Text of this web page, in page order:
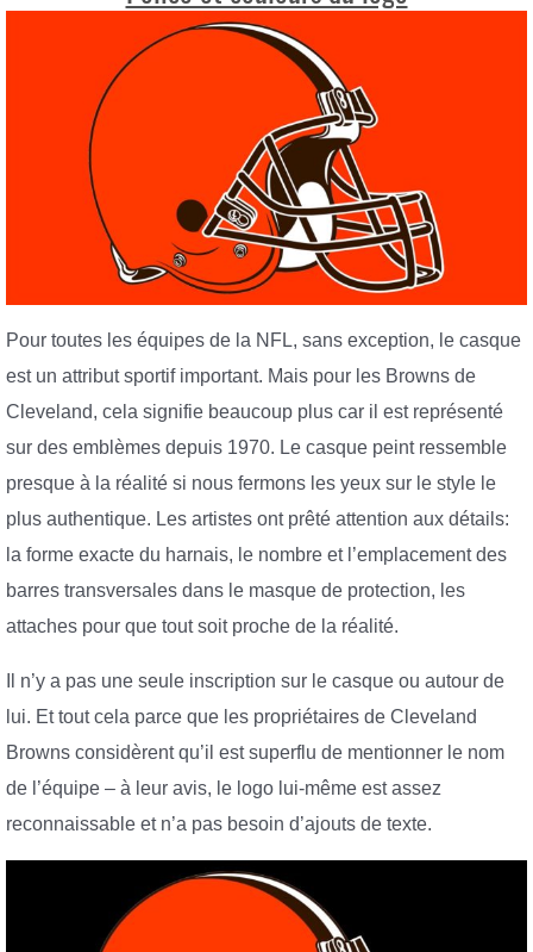
Pour toutes les équipes de la NFL, sans exception, le casque
est un attribut sportif important. Mais pour les Browns de
Cleveland, cela signifie beaucoup plus car il est représenté
sur des emblèmes depuis 1970. Le casque peint ressemble
presque à la réalité si nous fermons les yeux sur le style le
plus authentique. Les artistes ont prêté attention aux détails:
la forme exacte du harnais, le nombre et l’emplacement des
barres transversales dans le masque de protection, les
attaches pour que tout soit proche de la réalité.
Il n’y a pas une seule inscription sur le casque ou autour de
lui. Et tout cela parce que les propriétaires de Cleveland
Browns considèrent qu’il est superflu de mentionner le nom
de l’équipe – à leur avis, le logo lui-même est assez
reconnaissable et n’a pas besoin d’ajouts de texte.